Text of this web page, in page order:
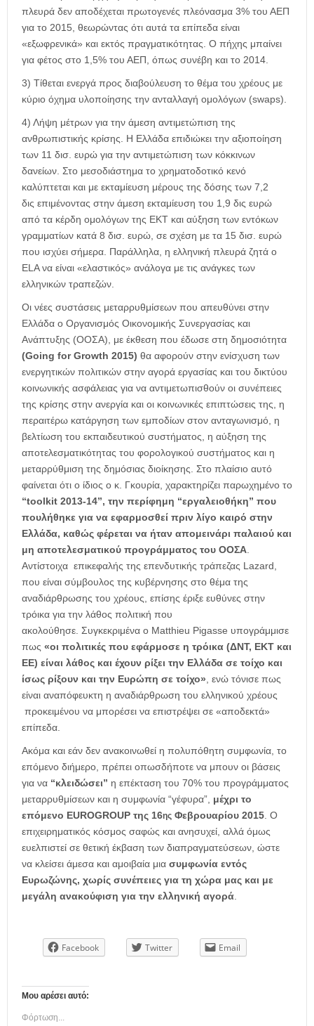
πλευρά δεν αποδέχεται πρωτογενές πλεόνασμα 3% του ΑΕΠ
για το 2015, θεωρώντας ότι αυτά τα επίπεδα είναι
«εξωφρενικά» και εκτός πραγματικότητας. Ο πήχης μπαίνει
για φέτος στο 1,5% του ΑΕΠ, όπως συνέβη και το 2014.
3) Τίθεται ενεργά προς διαβούλευση το θέμα του χρέους με
κύριο όχημα υλοποίησης την ανταλλαγή ομολόγων (swaps).
4) Λήψη μέτρων για την άμεση αντιμετώπιση της
ανθρωπιστικής κρίσης. Η Ελλάδα επιδιώκει την αξιοποίηση
των 11 δισ. ευρώ για την αντιμετώπιση των κόκκινων
δανείων. Στο μεσοδιάστημα το χρηματοδοτικό κενό
καλύπτεται και με εκταμίευση μέρους της δόσης των 7,2
δις επιμένοντας στην άμεση εκταμίευση του 1,9 δις ευρώ
από τα κέρδη ομολόγων της ΕΚΤ και αύξηση των εντόκων
γραμματίων κατά 8 δισ. ευρώ, σε σχέση με τα 15 δισ. ευρώ
που ισχύει σήμερα. Παράλληλα, η ελληνική πλευρά ζητά ο
ELA να είναι «ελαστικός» ανάλογα με τις ανάγκες των
ελληνικών τραπεζών.
Οι νέες συστάσεις μεταρρυθμίσεων που απευθύνει στην
Ελλάδα ο Οργανισμός Οικονομικής Συνεργασίας και
Ανάπτυξης (ΟΟΣΑ), με έκθεση που έδωσε στη δημοσιότητα
(Going for Growth 2015) θα αφορούν στην ενίσχυση των
ενεργητικών πολιτικών στην αγορά εργασίας και του δικτύου
κοινωνικής ασφάλειας για να αντιμετωπισθούν οι συνέπειες
της κρίσης στην ανεργία και οι κοινωνικές επιπτώσεις της, η
περαιτέρω κατάργηση των εμποδίων στον ανταγωνισμό, η
βελτίωση του εκπαιδευτικού συστήματος, η αύξηση της
αποτελεσματικότητας του φορολογικού συστήματος και η
μεταρρύθμιση της δημόσιας διοίκησης. Στο πλαίσιο αυτό
φαίνεται ότι ο ίδιος ο κ. Γκουρία, χαρακτηρίζει παρωχημένο το
“toolkit 2013-14”, την περίφημη “εργαλειοθήκη” που
πουλήθηκε για να εφαρμοσθεί πριν λίγο καιρό στην
Ελλάδα, καθώς φέρεται να ήταν απομεινάρι παλαιού και
μη αποτελεσματικού προγράμματος του ΟΟΣΑ.
Αντίστοιχα επικεφαλής της επενδυτικής τράπεζας Lazard,
που είναι σύμβουλος της κυβέρνησης στο θέμα της
αναδιάρθρωσης του χρέους, επίσης έριξε ευθύνες στην
τρόικα για την λάθος πολιτική που
ακολούθησε. Συγκεκριμένα ο Matthieu Pigasse υπογράμμισε
πως «οι πολιτικές που εφάρμοσε η τρόικα (ΔΝΤ, ΕΚΤ και
ΕΕ) είναι λάθος και έχουν ρίξει την Ελλάδα σε τοίχο και
ίσως ρίξουν και την Ευρώπη σε τοίχο», ενώ τόνισε πως
είναι αναπόφευκτη η αναδιάρθρωση του ελληνικού χρέους
προκειμένου να μπορέσει να επιστρέψει σε «αποδεκτά»
επίπεδα.
Ακόμα και εάν δεν ανακοινωθεί η πολυπόθητη συμφωνία, το
επόμενο διήμερο, πρέπει οπωσδήποτε να μπουν οι βάσεις
για να “κλειδώσει” η επέκταση του 70% του προγράμματος
μεταρρυθμίσεων και η συμφωνία “γέφυρα”, μέχρι το
επόμενο EUROGROUP της 16ης Φεβρουαρίου 2015. Ο
επιχειρηματικός κόσμος σαφώς και ανησυχεί, αλλά όμως
ευελπιστεί σε θετική έκβαση των διαπραγματεύσεων, ώστε
να κλείσει άμεσα και αμοιβαία μια συμφωνία εντός
Ευρωζώνης, χωρίς συνέπειες για τη χώρα μας και με
μεγάλη ανακούφιση για την ελληνική αγορά.
Facebook Twitter Email
Μου αρέσει αυτό:
Φόρτωση...